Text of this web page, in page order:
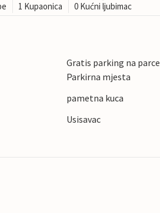
1 Kupaonica 0 Kućni ljubimac
Gratis parking na
Parkirna mjesta
pametna kuca
Usisavac